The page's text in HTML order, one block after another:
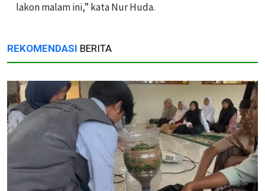
lakon malam ini,” kata Nur Huda.
REKOMENDASI BERITA